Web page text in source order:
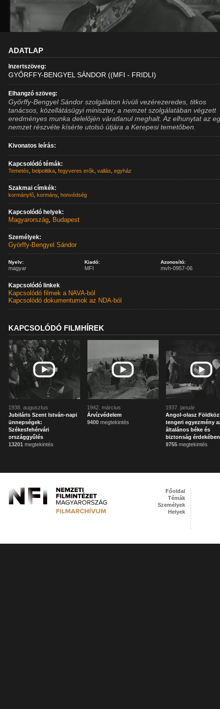
ADATLAP
Inzertszöveg:
GYŐRFFY-BENGYEL SÁNDOR ((MFI - FRIDLI)
Elhangzó szöveg:
Győrffy-Bengyel Sándor szolgálaton kívüli vezérezeredes, titkos
tanácsos, közellátásügyi miniszter, a nemzet szolgálatában végzett
eredményes munka delelőjén váratlanul meghalt. Az elhunytat az
nemzet részvéte kísérte utolsó útjára a Kerepesi temetőben.
Kivonatos leírás:
Kapcsolódó témák:
Temetés ,belpolitika ,fegyveres erők ,vallás ,egyház
Szakmai címkék:
kormányfő ,kormány,honvédség
Kapcsolódó helyek:
Magyarország, Budapest
Személyek:
Györffy-Bengyel Sándor
Nyelv:
magyar
Kiadó:
MFI
Azonosító:
mvh-0957-06
Kapcsolódó linkek
Kapcsolódó filmek a NAVA-ból
Kapcsolódó dokumentumok az NDA-ból
KAPCSOLÓDÓ FILMHÍREK
1938. augusztus
Jubiláris Szent István-napi
ünnepségek:
Székesfehérvári
országgyűlés
13201 megtekintés
1942. március
Árvízvédelem
9400 megtekintés
1937. január
Angol-olasz
tengeri egyezmény
általános béke és
biztonság érdekében
9755 megtekintés
Főoldal
Témák
Személyek
Helyek